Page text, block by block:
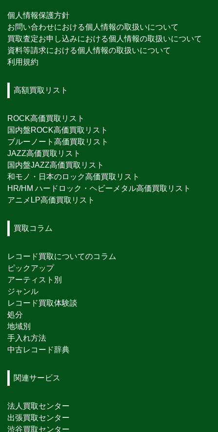
個人情報保護方針
お問い合わせにおける個人情報の取扱いについて
買取査定お申し込みにおける個人情報の取扱いについて
資料等請求における個人情報の取扱いについて
利用規約
高額買取リスト
ROCK高価買取リスト
国内盤ROCK高価買取リスト
ブルーノート高価買取リスト
JAZZ高価買取リスト
国内盤JAZZ高価買取リスト
和モノ・日本のロック高価買取リスト
HR/HM ハードロック・ヘビーメタル高価買取リスト
アニメLP高価買取リスト
買取コラム
レコード買取についてのコラム
ピックアップ
アーティスト別
ジャンル
レコード買取体験談
処分
地域別
手入れ方法
中古レコード辞典
関連サービス
法人買取センター
出張買取センター
渋谷買取センター